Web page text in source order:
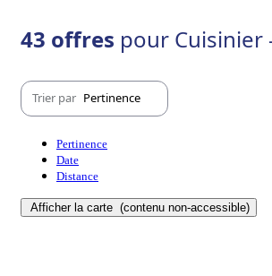
43 offres pour Cuisinier
Trier par Pertinence
Pertinence
Date
Distance
Afficher la carte (contenu non-accessible)